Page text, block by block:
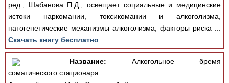
ред., Шабанова П.Д., освещает социальные и медицинские
истоки наркомании, токсикомании и алкоголизма,
патогенетические механизмы алкоголизма, факторы риска ...
Скачать книгу бесплатно
Название: Алкогольное бремя
соматического стационара